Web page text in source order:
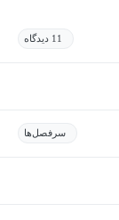
11 دیدگاه
سرفصل‌ها